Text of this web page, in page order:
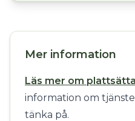
Mer information
Läs mer om
information om
tänka på.